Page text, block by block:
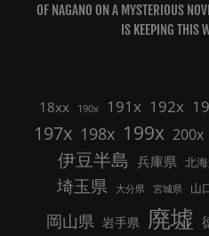
OF NAGANO ON A MYSTERIOUS
IS KEEPING THIS
18xx 190x 191x 192x
197x 198x 199x 200x
伊豆半島 兵庫県 北
埼玉県 大分県 宮城県 山
岡山県 岩手県 廃墟